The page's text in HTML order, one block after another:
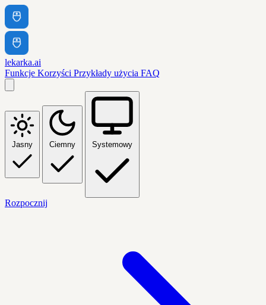
lekarka.ai
Funkcje Korzyści Przykłady użycia FAQ
Jasny Ciemny Systemowy
Rozpocznij